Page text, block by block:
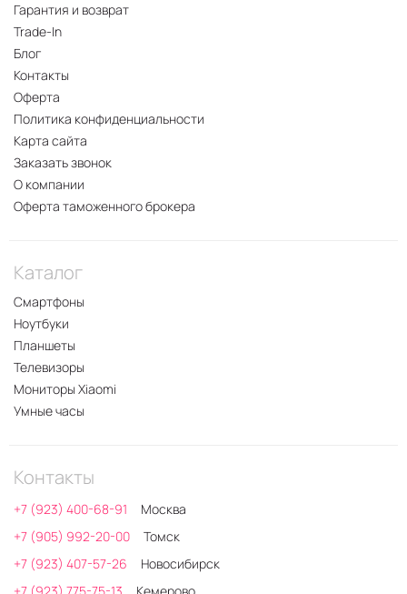
Гарантия и возврат
Trade-In
Блог
Контакты
Оферта
Политика конфиденциальности
Карта сайта
Заказать звонок
О компании
Оферта таможенного брокера
Каталог
Смартфоны
Ноутбуки
Планшеты
Телевизоры
Мониторы Xiaomi
Умные часы
Контакты
+7 (923) 400-68-91
Москва
+7 (905) 992-20-00
Томск
+7 (923) 407-57-26
Новосибирск